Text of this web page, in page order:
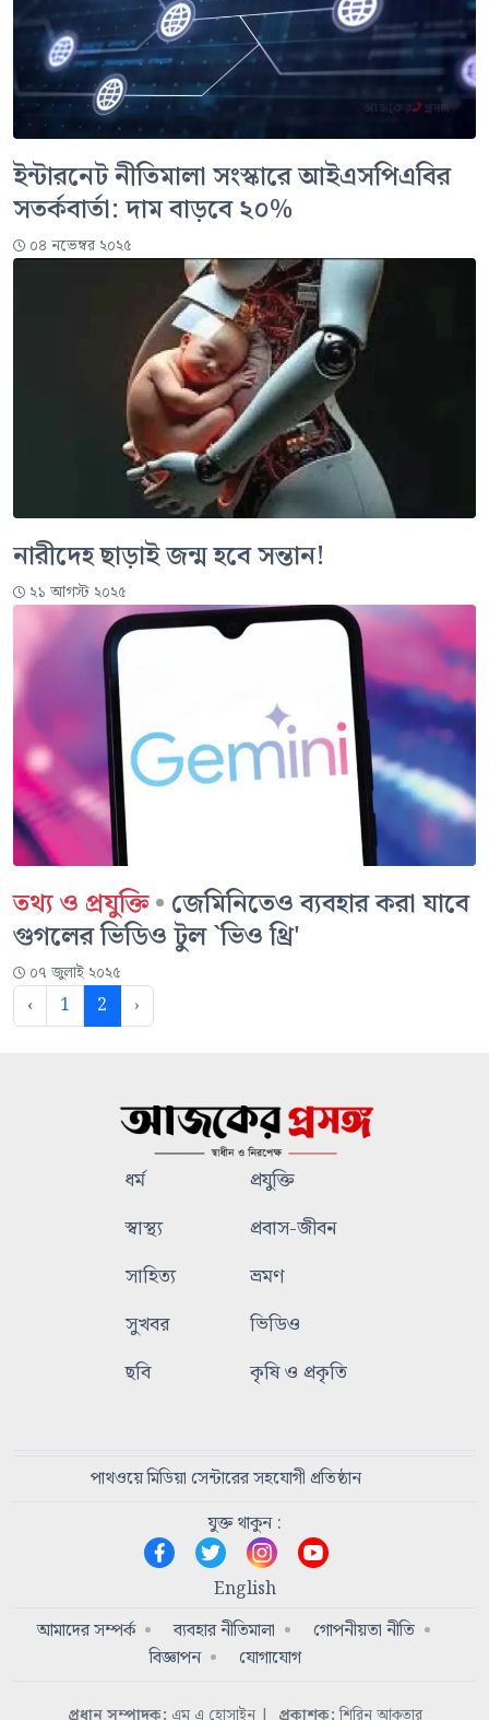
ইন্টারনেট নীতিমালা সংস্কারে আইএসপিএবির
সতর্কবার্তা: দাম বাড়বে ২০%
০৪ নভেম্বর ২০২৫
নারীদেহ ছাড়াই জন্ম হবে সন্তান!
২১ আগস্ট ২০২৫
তথ্য ও প্রযুক্তি• জেমিনিতেও ব্যবহার করা যাবে
গুগলের ভিডিও টুল `ভিও থ্রি'
০৭ জুলাই ২০২৫
‹ 1 2 ›
ধর্ম
প্রযুক্তি
স্বাস্থ্য
প্রবাস-জীবন
সাহিত্য
ভ্রমণ
সুখবর
ভিডিও
ছবি
কৃষি ও প্রকৃতি
পাথওয়ে মিডিয়া সেন্টারের সহযোগী প্রতিষ্ঠান
যুক্ত থাকুন :
English
আমাদের সম্পর্ক
ব্যবহার নীতিমালা
গোপনীয়তা নীতি
বিজ্ঞাপন
যোগাযোগ